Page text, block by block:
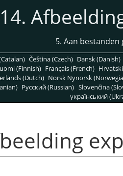
5. Aan
Čeština (Czech) Dansk (Danish)
(Finnish) Français (French)
(Dutch) Norsk Nynorsk
Pусский (Russian) Slovenčina
український